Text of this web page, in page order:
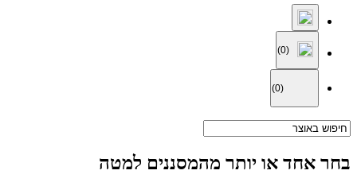
(0)
(0)
בחר אחד או יותר מהמסננים למטה